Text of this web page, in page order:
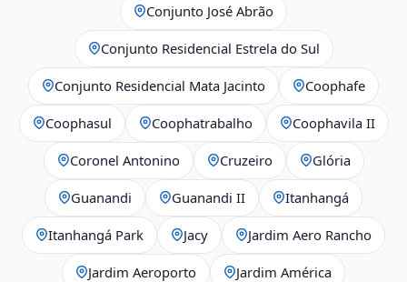
Conjunto José Abrão
Conjunto Residencial Estrela do Sul
Conjunto Residencial Mata Jacinto Coophafe
Coophasul Coophatrabalho Coophavila II
Coronel Antonino Cruzeiro Glória
Guanandi Guanandi II Itanhangá
Itanhangá Park Jacy Jardim Aero Rancho
Jardim Aeroporto Jardim América